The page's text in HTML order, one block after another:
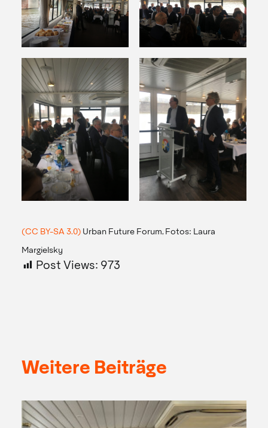
(CC BY-SA 3.0) Urban Future Forum, Fotos: Laura
Margielsky
Post Views: 973
Weitere Beiträge